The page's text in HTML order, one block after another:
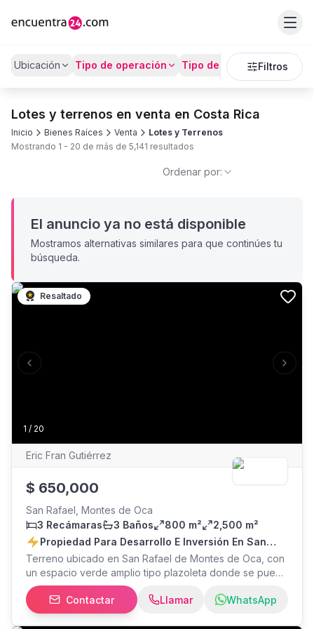
Ubicación Tipo de operación Tipo de PropiedadFiltros
Lotes y terrenos en venta en Costa Rica
Inicio Bienes Raíces Venta
Lotes y Terrenos
Mostrando 1 - 20 de más de 5,141 resultados
Ordenar por:
El anuncio ya no está disponible
Mostramos alternativas similares para que continúes tu
búsqueda.
1 / 20
Previous slide Next
Resaltado
Eric Fran Gutiérrez
$ 650,000
San Rafael, Montes de Oca
3 Recámaras
3 Baños 800 m²
2,500 m²
Propiedad Para Desarrollo E Inversión En San
Rafael De Montes De Oca
Terreno ubicado en San Rafael de Montes de Oca, con
un espacio verde amplio tipo plazoleta donde se puede
desarrollar comercio, sea de oficinas, médicos,
veterinarias. Muy cerca del cristo de Sabanilla, con
2500 m2 de terreno con uso de suelo mixto, es ideal
Contactar Llamar WhatsApp